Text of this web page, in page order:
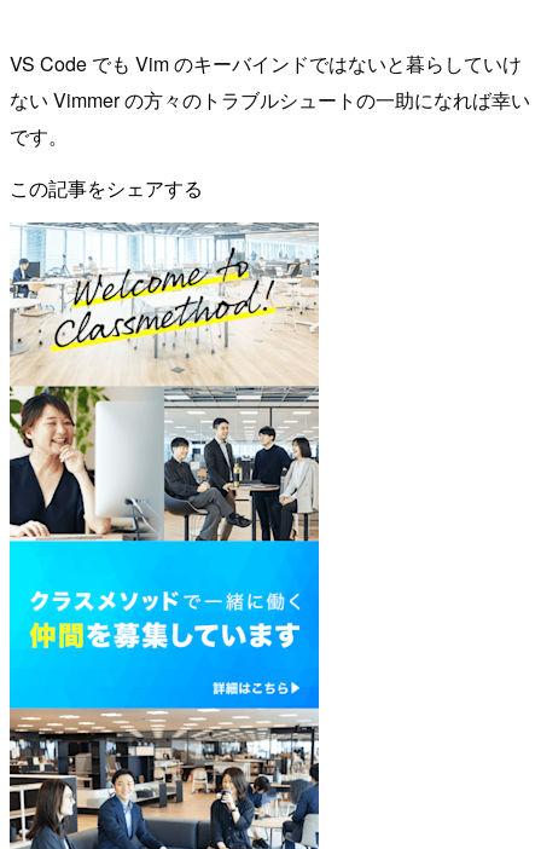
VS Code でも Vim のキーバインドではないと暮らしていけ
ない Vimmer の方々のトラブルシュートの一助になれば幸い
です。
この記事をシェアする